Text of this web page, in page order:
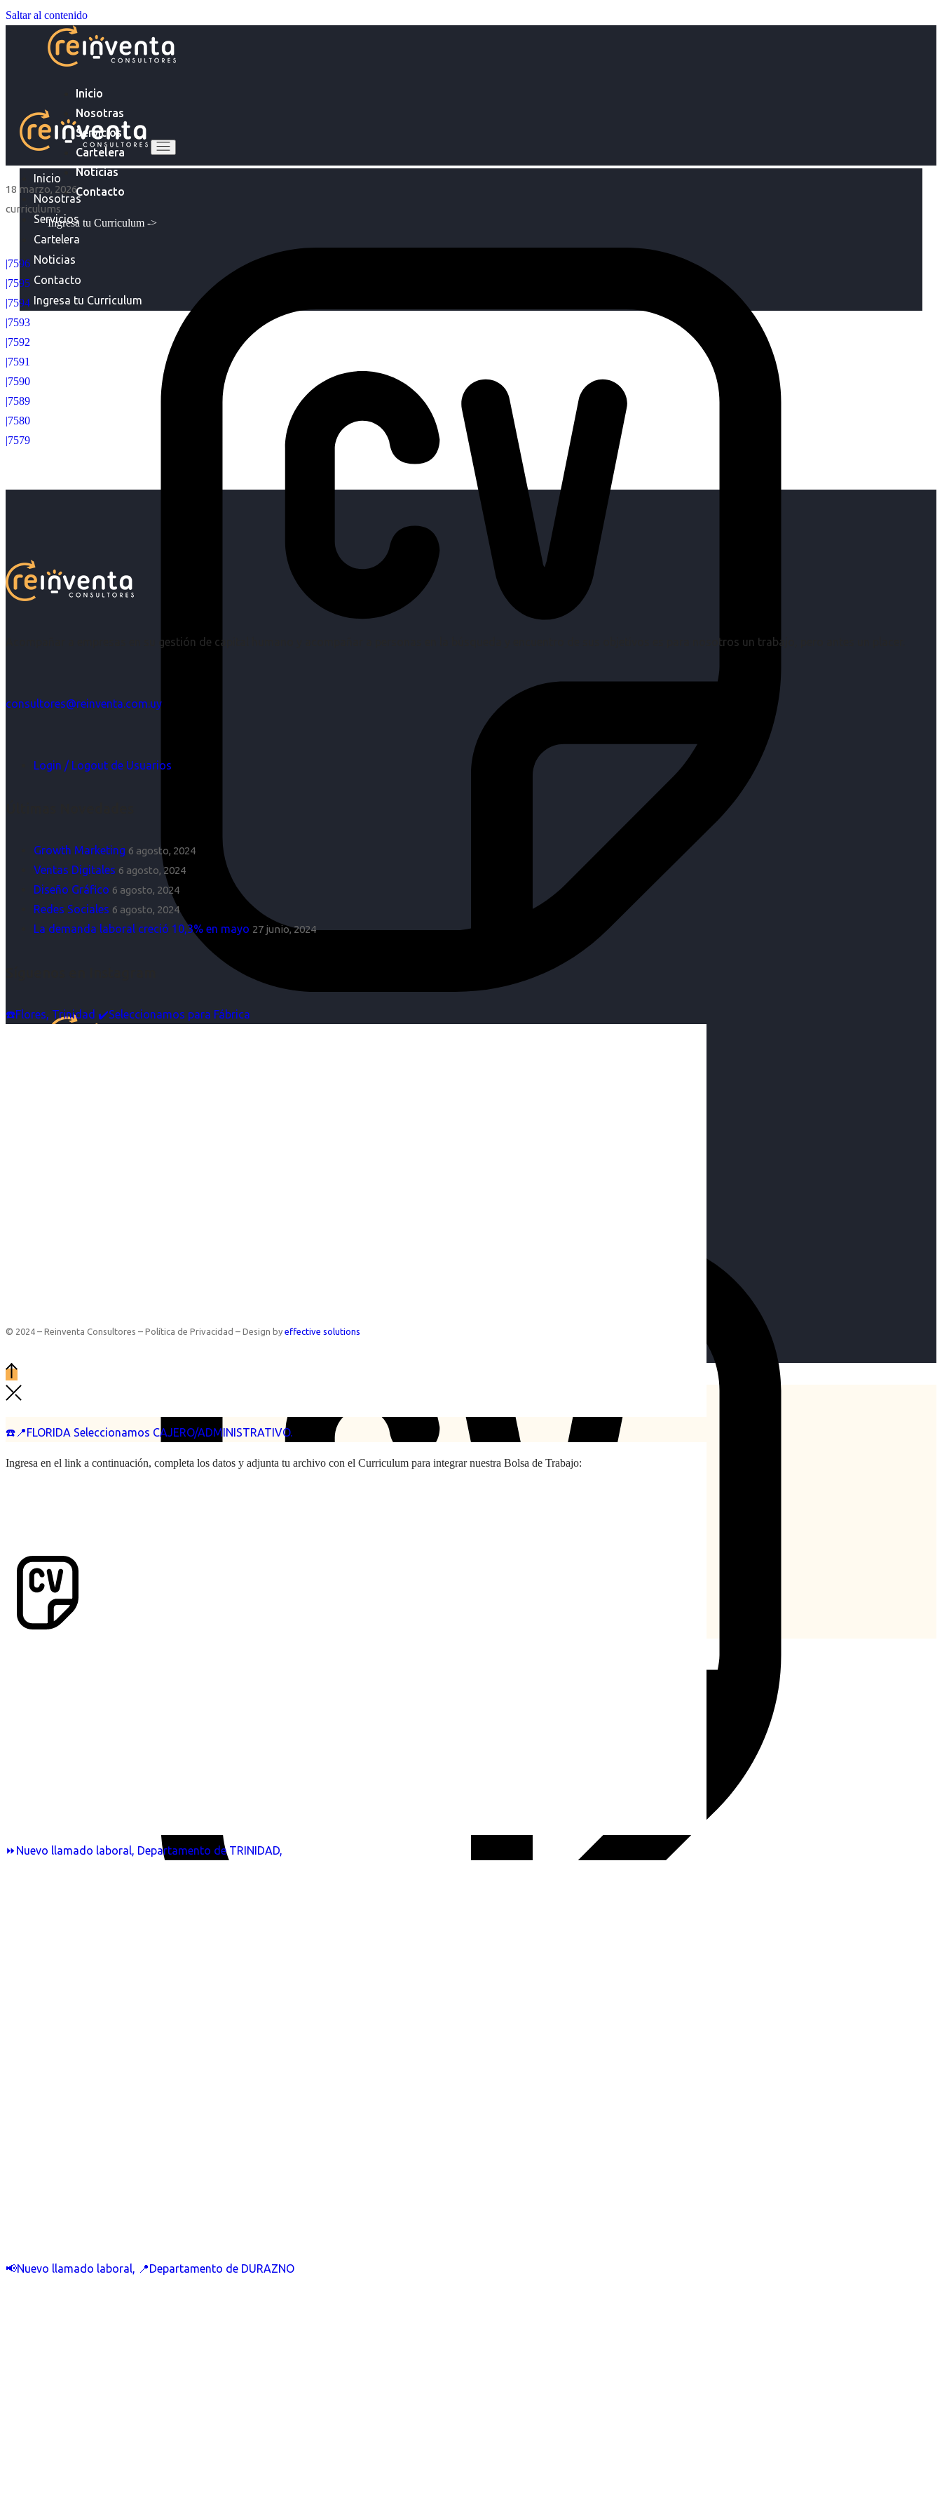
Saltar al contenido
Inicio
Nosotras
Servicios
Cartelera
Noticias
Contacto
Ingresa tu Curriculum ->
Inicio
Nosotras
Servicios
Cartelera
Noticias
Contacto
Ingresa tu Curriculum
18 marzo, 2026
curriculums
|7596
|7595
|7594
|7593
|7592
|7591
|7590
|7589
|7580
|7579
Acompañar a empresas en su gestión de capital humano y acompañar a personas en la búsqueda y encuentro de sus objetivos es para nosotros un trabajo, pero antes un placer.
consultores@reinventa.com.uy
Login / Logout de Usuarios
Growth Marketing 6 agosto, 2024
Ventas Digitales 6 agosto, 2024
Diseño Gráfico 6 agosto, 2024
Redes Sociales 6 agosto, 2024
La demanda laboral creció 10,3% en mayo 27 junio, 2024
☎️Flores, Trinidad ✔️Seleccionamos para Fábrica
☎️📍FLORIDA Seleccionamos CAJERO/ADMINISTRATIVO.
⏩Nuevo llamado laboral, Departamento de TRINIDAD,
📢Nuevo llamado laboral, 📍Departamento de DURAZNO
© 2024 – Reinventa Consultores – Política de Privacidad – Design by effective solutions
Ingresa en el link a continuación, completa los datos y adjunta tu archivo con el Curriculum para integrar nuestra Bolsa de Trabajo: